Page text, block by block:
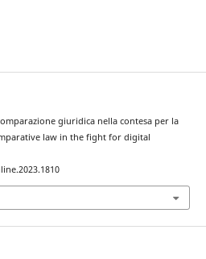
giuridica nella contesa per la
law in the fight for digital